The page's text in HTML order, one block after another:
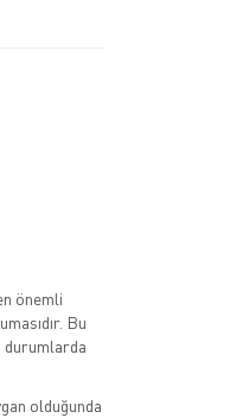
önemli
Bu
durumlarda
olduğunda